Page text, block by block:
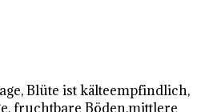
Blüte ist kälteempfindlich,
fruchtbare Böden,mittlere